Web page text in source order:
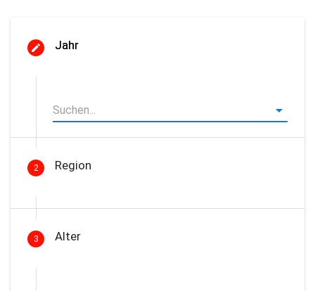
Jahr
2 Region
3 Alter